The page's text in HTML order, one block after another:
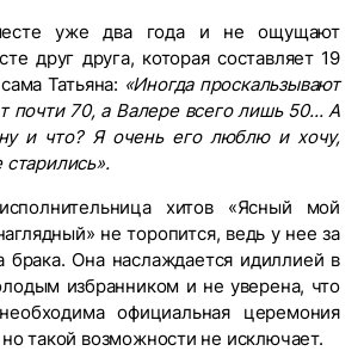
уже два года и не ощущают
друг друга, которая составляет 19
Татьяна: «Иногда проскальзывают
почти 70, а Валере всего лишь 50... А
и что? Я очень его люблю и хочу,
хитов «Ясный мой
не торопится, ведь у нее за
брака. Она наслаждается идиллией в
избранником и не уверена, что
официальная церемония
такой возможности не исключает.